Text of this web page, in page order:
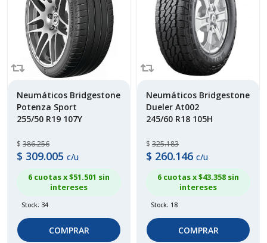
Neumáticos Bridgestone
Potenza Sport
255/50 R19 107Y
$ 386.256
$ 309.005 c/u
6 cuotas x $51.501 sin
intereses
Stock: 34
COMPRAR
Neumáticos Bridgestone
Dueler At002
245/60 R18 105H
$ 325.183
$ 260.146 c/u
6 cuotas x $43.358 sin
intereses
Stock: 18
COMPRAR